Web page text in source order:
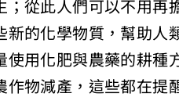
的化學物質，幫助
用化肥與農藥的耕
物減產，這些都在